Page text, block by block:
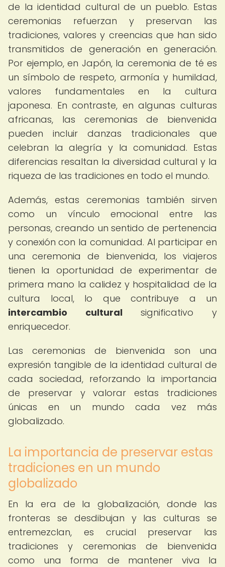
de la identidad cultural de un pueblo. Estas
ceremonias refuerzan y preservan las
tradiciones, valores y creencias que han sido
transmitidos de generación en generación.
Por ejemplo, en Japón, la ceremonia de té es
un símbolo de respeto, armonía y humildad,
valores fundamentales en la cultura
japonesa. En contraste, en algunas culturas
africanas, las ceremonias de bienvenida
pueden incluir danzas tradicionales que
celebran la alegría y la comunidad. Estas
diferencias resaltan la diversidad cultural y la
riqueza de las tradiciones en todo el mundo.
Además, estas ceremonias también sirven
como un vínculo emocional entre las
personas, creando un sentido de pertenencia
y conexión con la comunidad. Al participar en
una ceremonia de bienvenida, los viajeros
tienen la oportunidad de experimentar de
primera mano la calidez y hospitalidad de la
cultura local, lo que contribuye a un
intercambio culturalsignificativo y
enriquecedor.
Las ceremonias de bienvenida son una
expresión tangible de la identidad cultural de
cada sociedad, reforzando la importancia
de preservar y valorar estas tradiciones
únicas en un mundo cada vez más
globalizado.
La importancia de preservar estas
tradiciones en un mundo
globalizado
En la era de la globalización, donde las
fronteras se desdibujan y las culturas se
entremezclan, es crucial preservar las
tradiciones y ceremonias de bienvenida
como una forma de mantener viva la